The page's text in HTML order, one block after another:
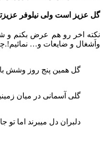
گل عزیز است ولی نیلوفر
نکته اخر رو هم عرض بکنم و
واَشغال و ضایعات و…
گل همین پنج روز وشش
گلی آسمانی در میان
دلبران دل میبرند اما تو